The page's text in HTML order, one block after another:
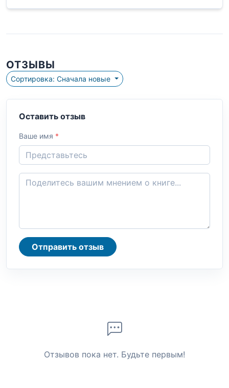
ОТЗЫВЫ
Сортировка: Сначала новые
Оставить отзыв
Ваше имя *
Отправить отзыв
Отзывов пока нет. Будьте первым!